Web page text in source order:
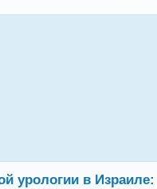
урологии в